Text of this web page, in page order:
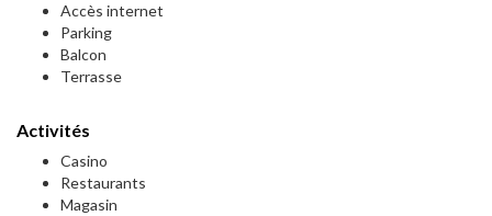
Accès internet
Parking
Balcon
Terrasse
Activités
Casino
Restaurants
Magasin